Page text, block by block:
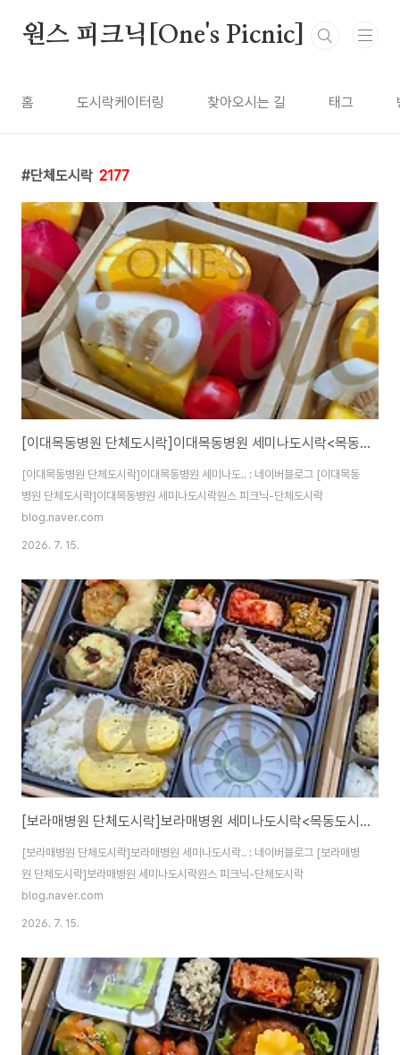
원스 피크닉[One's Picnic]
홈 도시락케이터링 찾아오시는 길 태그
단체도시락 2177
[이대목동병원 단체도시락]이대목동병원 세미나도시락<목동도시락/단체도시락/도시락케이터링:원스피크닉>
[이대목동병원 단체도시락]이대목동병원 세미나도.. : 네이버블로그 [이대목동
병원 단체도시락]이대목동병원 세미나도시락원스 피크닉-단체도시락
blog.naver.com
2026. 7. 15.
[보라매병원 단체도시락]보라매병원 세미나도시락<목동도시락/단체도시락/도시락케이터링:원스피크닉>
[보라매병원 단체도시락]보라매병원 세미나도시락.. : 네이버블로그 [보라매병
원 단체도시락]보라매병원 세미나도시락원스 피크닉-단체도시락
blog.naver.com
2026. 7. 15.